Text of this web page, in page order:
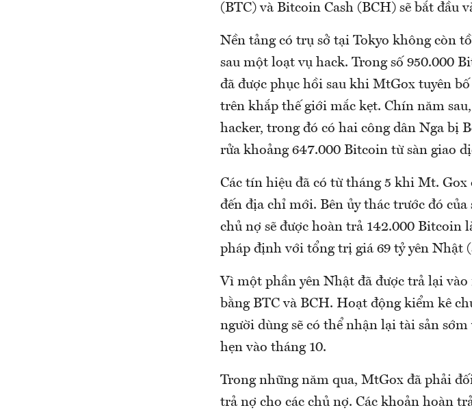
(BTC) và Bitcoin Cash (BCH) sẽ bắt đầu
Nền tảng có trụ sở tại Tokyo không còn
sau một loạt vụ hack. Trong số 950.000
đã được phục hồi sau khi MtGox tuyên
trên khắp thế giới mắc kẹt. Chín năm
hacker, trong đó có hai công dân Nga bị
rửa khoảng 647.000 Bitcoin từ sàn giao
Các tín hiệu đã có từ tháng 5 khi Mt.
đến địa chỉ mới. Bên ủy thác trước đó
chủ nợ sẽ được hoàn trả 142.000 Bitcoin
pháp định với tổng trị giá 69 tỷ yên Nhật
Vì một phần yên Nhật đã được trả lại
bằng BTC và BCH. Hoạt động kiểm kê
người dùng sẽ có thể nhận lại tài sản
hẹn vào tháng 10.
Trong những năm qua, MtGox đã phải
trả nợ cho các chủ nợ. Các khoản hoàn